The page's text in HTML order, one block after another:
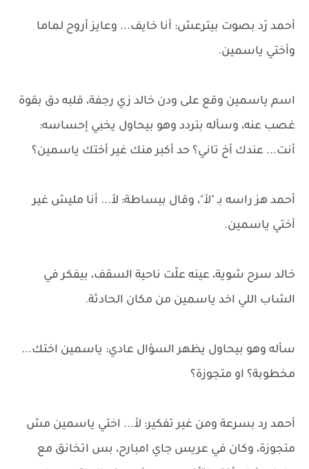
أحمد رَد بصوت بيترعش: أنا خايف... وعايز أروح لماما
وأختي ياسمين.
اسم ياسمين وقع على ودن خالد زي رجفة، قلبه دق بقوة
غصب عنه، وسأله بتردد وهو بيحاول يخبي إحساسه:
أنت... عندك أخ تاني؟ حد أكبر منك غير أختك ياسمين؟
أحمد هز راسه بـ "لأ"، وقال ببساطة: لأ... أنا مليش غير
أختي ياسمين.
خالد سرح شوية، عينه علّت ناحية السقف، بيفكر في
الشاب اللي اخد ياسمين من مكان الحادثة.
سأله وهو بيحاول يظهر السؤال عادي: ياسمين اختك...
مخطوبة؟ او متجوزة؟
أحمد رد بسرعة ومن غير تفكير: لأ... اختي ياسمين مش
متجوزة، وكان في عريس جاي امبارح، بس اتخانق مع